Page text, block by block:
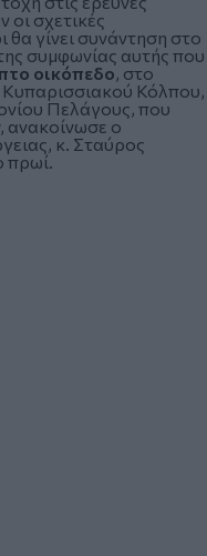
σχετικές
θα γίνει συνάντηση στο
συμφωνίας αυτής που
οικόπεδο, στο
Κυπαρισσιακού Κόλπου,
Πελάγους, που
ανακοίνωσε ο
κ. Σταύρος
πρωί.